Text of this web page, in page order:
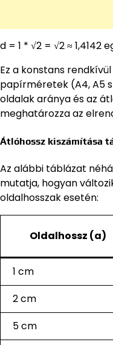
d = 1 * √2 = √2 ≈ 1,4142
Ez a konstans
papírméretek (A4, A5
oldalak aránya és az
meghatározza az
Átlóhossz kiszámítása
Az alábbi táblázat
mutatja, hogyan
oldalhosszak esetén:
Oldalhossz (a)
1 cm
2 cm
5 cm